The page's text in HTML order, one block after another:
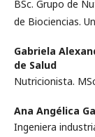
BSc. Grupo de
de Biociencias.
Gabriela
de Salud
Nutricionista.
Ana Angélica
Ingeniera